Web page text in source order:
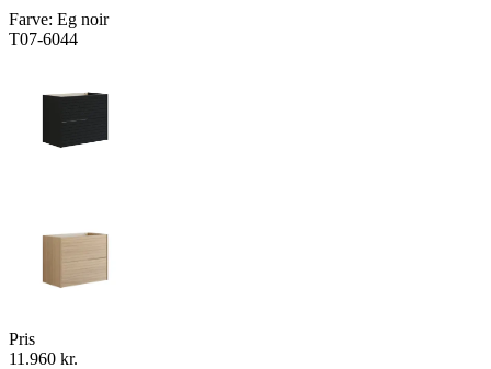
Farve: Eg noir
T07-6044
Pris
11.960 kr.